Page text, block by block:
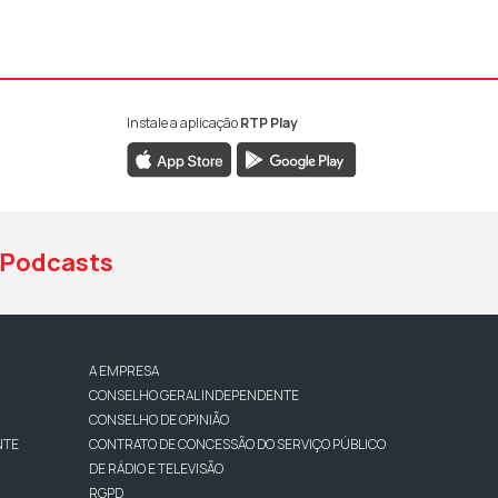
da RTP Antena 1
da RTP Antena 1
YouTube da RTP Antena 1
Instale a aplicaçãoRTP Play
Podcasts
A EMPRESA
CONSELHO GERAL INDEPENDENTE
CONSELHO DE OPINIÃO
CONTRATO DE CONCESSÃO DO SERVIÇO PÚBLICO
DE RÁDIO E TELEVISÃO
RGPD